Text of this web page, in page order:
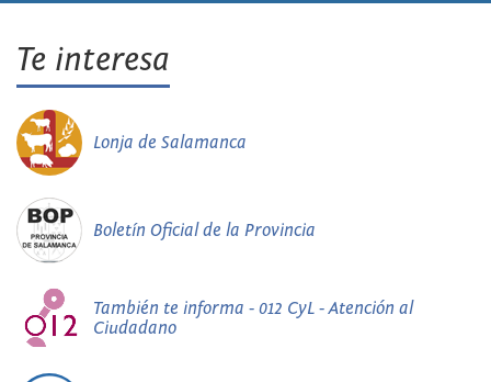
Te interesa
Lonja de Salamanca
Boletín Oficial de la Provincia
También te informa - 012 CyL - Atención al
Ciudadano